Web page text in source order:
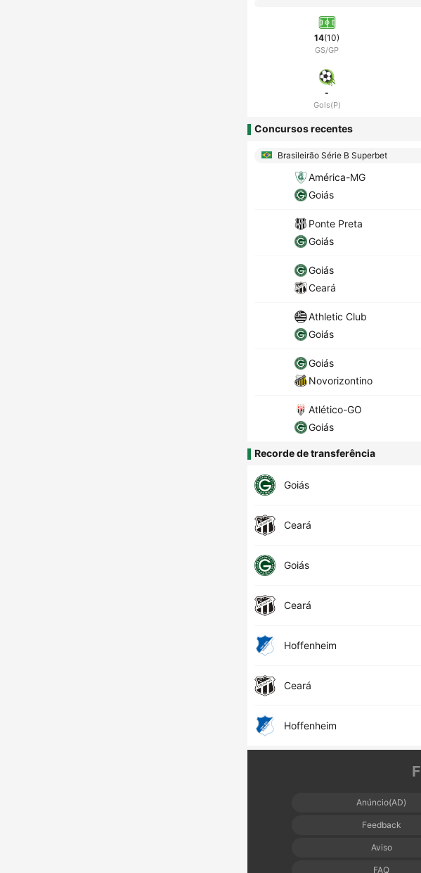
14(10)
GS/GP
-
Gols(P)
Concursos recentes
Brasileirão Série B Superbet
América-MG
Goiás
Ponte Preta
Goiás
Goiás
Ceará
Athletic Club
Goiás
Goiás
Novorizontino
Atlético-GO
Goiás
Recorde de transferência
Goiás
Ceará
Goiás
Ceará
Hoffenheim
Ceará
Hoffenheim
Anúncio(AD)
Feedback
Aviso
FAQ